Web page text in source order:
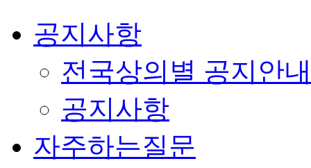
공지사항
전국상의별 공지안내
공지사항
자주하는질문